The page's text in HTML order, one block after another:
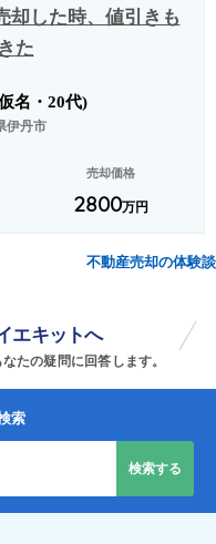
却した時、値引きも
た
名・20代)
伊丹市
売却価格
2800万円
不動産売却の体験談
エキットへ
たの疑問に回答します。
索